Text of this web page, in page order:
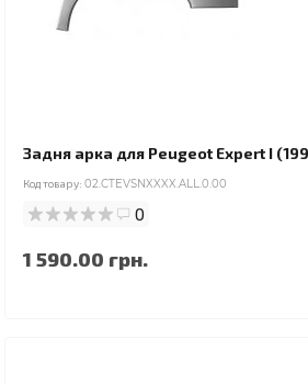
Задня арка для Peugeot Expert I
Код товару: 02.CTEVSNXXXX.ALL.0.00
0
1 590.00 грн.